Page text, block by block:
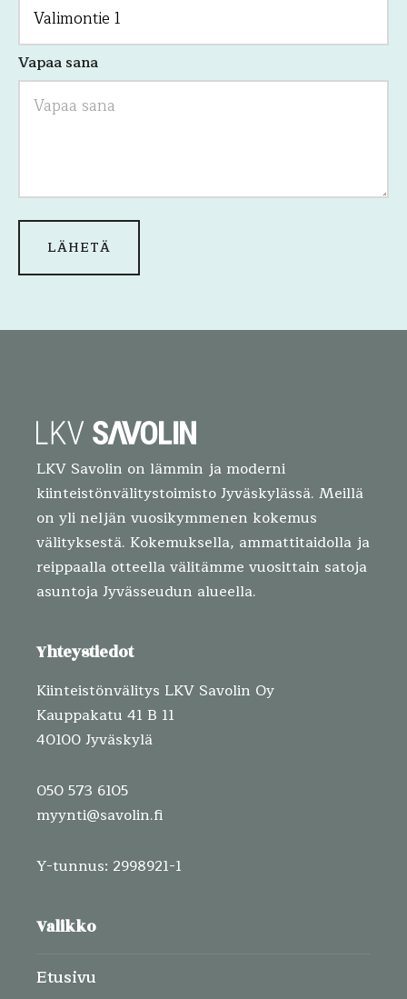
Vapaa sana
LKV Savolin on lämmin ja moderni
kiinteistönvälitystoimisto Jyväskylässä. Meillä
on yli neljän vuosikymmenen kokemus
välityksestä. Kokemuksella, ammattitaidolla ja
reippaalla otteella välitämme vuosittain satoja
asuntoja Jyvässeudun alueella.
Yhteystiedot
Kiinteistönvälitys LKV Savolin Oy
Kauppakatu 41 B 11
40100 Jyväskylä
050 573 6105
myynti@savolin.fi
Y-tunnus: 2998921-1
Valikko
Etusivu